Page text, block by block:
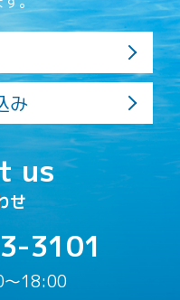
み
us
せ
3101
〜18:00